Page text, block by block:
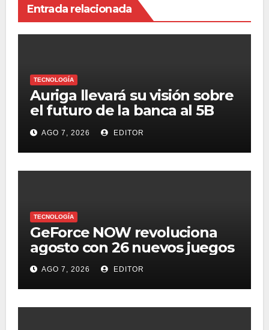
Entrada relacionada
TECNOLOGÍA
Auriga llevará su visión sobre
el futuro de la banca al 5B
Digital Summit 2026
AGO 7, 2026 EDITOR
TECNOLOGÍA
GeForce NOW revoluciona
agosto con 26 nuevos juegos
AGO 7, 2026 EDITOR